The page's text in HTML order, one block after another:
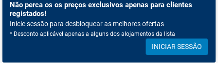
Não perca os os preços exclusivos apenas para clientes
registados!
Inicie sessão para desbloquear as melhores ofertas
* Desconto aplicável apenas a alguns dos alojamentos da lista
INICIAR SESSÃO